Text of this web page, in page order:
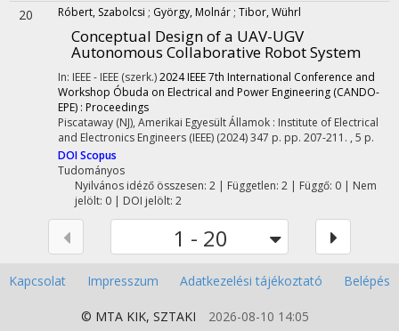
20 Róbert, Szabolcsi ; György, Molnár ; Tibor, Wührl
Conceptual Design of a UAV-UGV
Autonomous Collaborative Robot System
In: IEEE - IEEE (szerk.)2024 IEEE 7th International Conference and
Workshop Óbuda on Electrical and Power Engineering (CANDO-
EPE) : Proceedings
Piscataway (NJ), Amerikai Egyesült Államok : Institute of Electrical
and Electronics Engineers (IEEE) (2024)347 p. pp. 207-211. , 5 p.
DOIScopus
Tudományos
Nyilvános idéző összesen: 2| Független: 2 | Függő: 0 | Nem
jelölt: 0 | DOI jelölt: 2
1 - 20
Kapcsolat Impresszum Adatkezelési tájékoztató Belépés
© MTA KIK, SZTAKI 2026-08-10 14:05